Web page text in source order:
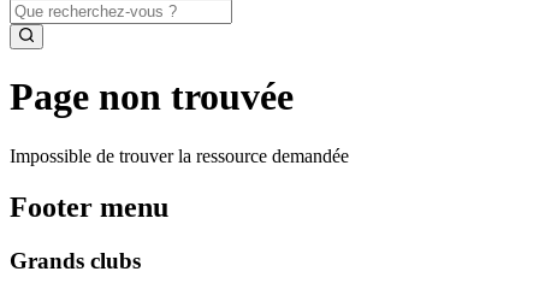
Page non trouvée
Impossible de trouver la ressource demandée
Footer menu
Grands clubs